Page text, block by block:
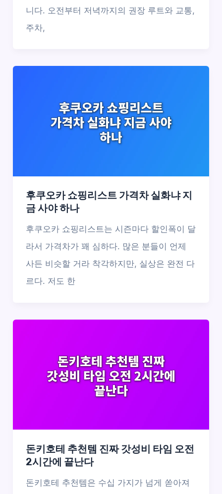
니다. 오전부터 저녁까지의 권장 루트와 교통,
주차,
후쿠오카 쇼핑리스트 가격차 실화냐 지
금 사야 하나
후쿠오카 쇼핑리스트는 시즌마다 할인폭이 달
라서 가격차가 꽤 심하다. 많은 분들이 언제
사든 비슷할 거라 착각하지만, 실상은 완전 다
르다. 저도 한
돈키호테 추천템 진짜 갓성비 타임 오전
2시간에 끝난다
돈키호테 추천템은 수십 가지가 넘게 쏟아져